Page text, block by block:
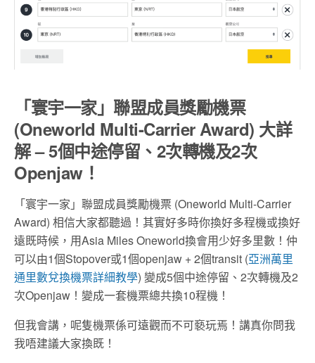
「寰宇一家」聯盟成員獎勵機票
(Oneworld Multi-Carrier Award) 大詳
解 – 5個中途停留、2次轉機及2次
Openjaw！
「寰宇一家」聯盟成員獎勵機票 (Oneworld Multi-Carrier
Award) 相信大家都聽過！其實好多時你換好多程機或換好
遠既時候，用Asia Miles Oneworld換會用少好多里數！仲
可以由1個Stopover或1個openjaw + 2個transit (亞洲萬里
通里數兌換機票詳細教學) 變成5個中途停留、2次轉機及2
次Openjaw！變成一套機票總共換10程機！
但我會講，呢隻機票係可遠觀而不可褻玩焉！講真你問我
我唔建議大家換既！